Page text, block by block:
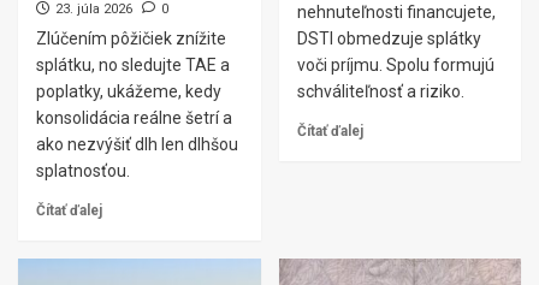
23. júla 2026
0
Zlúčením pôžičiek znížite
splátku, no sledujte TAE a
poplatky, ukážeme, kedy
konsolidácia reálne šetrí a
ako nezvýšiť dlh len dlhšou
splatnosťou.
Čítať ďalej
nehnuteľnosti financujete,
DSTI obmedzuje splátky
voči príjmu. Spolu formujú
schváliteľnosť a riziko.
Čítať ďalej